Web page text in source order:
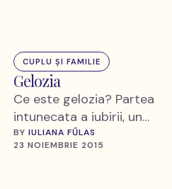
CUPLU ȘI FAMILIE
Gelozia
Ce este gelozia? Partea
intunecata a iubirii, un
blocaj emotional.
Gelozia este o emotie
BY IULIANA FŰLAS
23 NOIEMBRIE 2015